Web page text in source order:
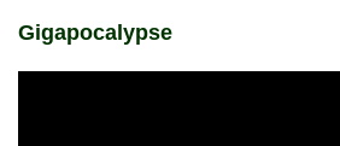
Gigapocalypse